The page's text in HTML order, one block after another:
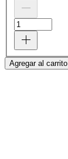
Agregar al carrito